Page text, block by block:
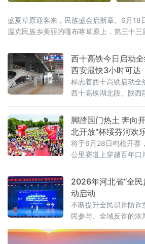
盛夏草原迎客来，民族盛会启新章。6月18
温克民族乡美丽的嘎布喀草原上，第三十
舞，迎接瑟宾节的到来。“瑟宾”汉语寓意“
温克族重要的传统节日已有几百年历史。
省鄂温克族研究会主办，旨在通过打造
西十高铁今日启动
西安最快3小时可达
标志着西十高铁启动全
西十高铁湖北段、陕
接，为线路后续开通运
解，高铁线路试运行即
在正式开通运营前，参
脚踏国门热土 奔向
北开放"杯绥芬河欢
将于6月28日鸣枪开赛
公里赛道上穿越百年口
2026年河北省“全
动启动
不断提升全民识诈防诈
民参与、全域反诈的
活动期间，全省各地各